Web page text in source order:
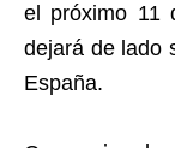
el próximo 11
dejará de lado
España.